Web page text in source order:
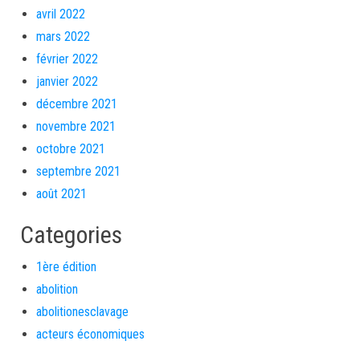
avril 2022
mars 2022
février 2022
janvier 2022
décembre 2021
novembre 2021
octobre 2021
septembre 2021
août 2021
Categories
1ère édition
abolition
abolitionesclavage
acteurs économiques